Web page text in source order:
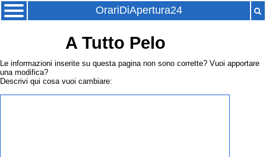
OrariDiApertura24
A Tutto Pelo
Le informazioni inserite su questa pagina non sono corrette? Vuoi apportare
una modifica?
Descrivi qui cosa vuoi cambiare: